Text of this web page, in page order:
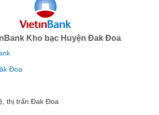
Kho bạc Huyện Đak Đoa
Đoa
thị trấn Đak Đoa